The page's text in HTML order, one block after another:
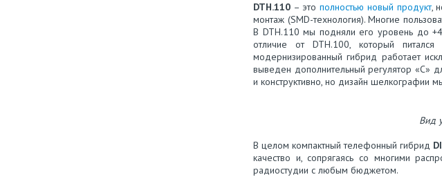
DTH.110 – этополностью новый продукт,
монтаж (SMD-технология). Многие
В DTH.110 мы подняли его уровень до
отличие от DTH.100, который
модернизированный гибрид работает
выведен дополнительный регулятор «С»
и конструктивно, но дизайн шелкографии
Вид
В целом компактный телефонный гибрид
качество и, сопрягаясь со многими
радиостудии с любым бюджетом.